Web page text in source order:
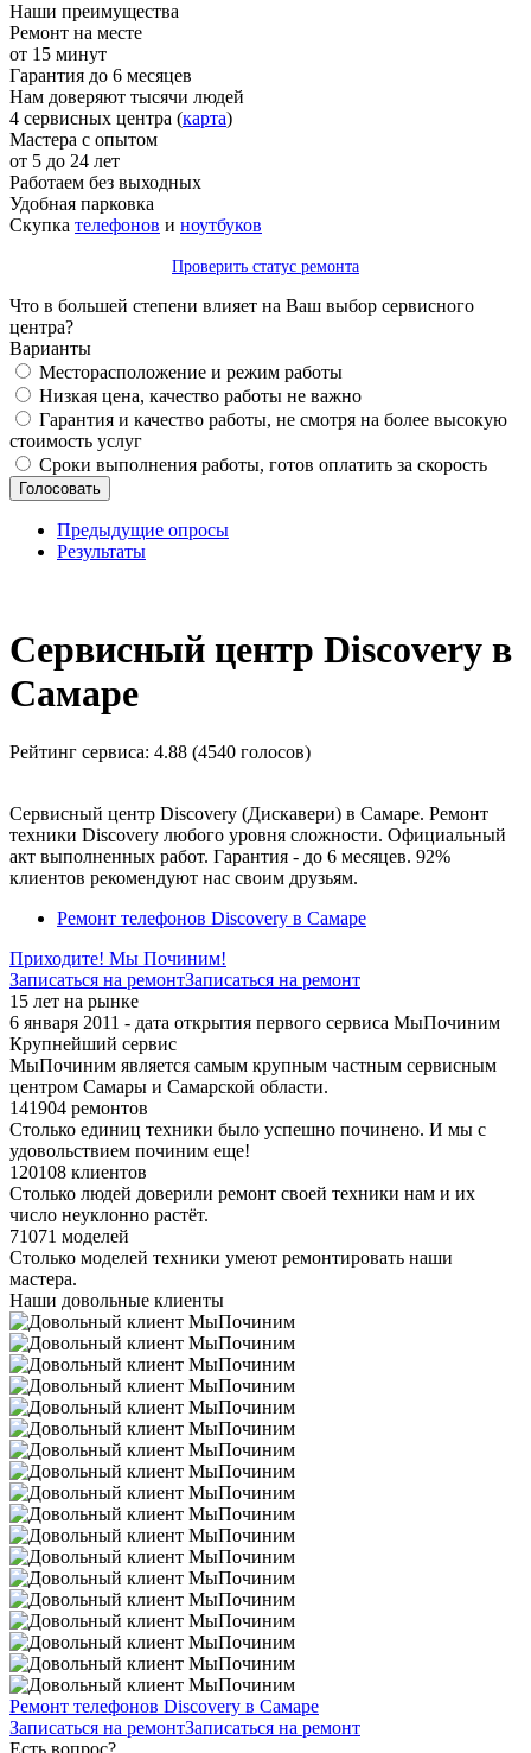
Наши преимущества
Ремонт на месте
от 15 минут
Гарантия до 6 месяцев
Нам доверяют тысячи людей
4 сервисных центра (карта)
Мастера с опытом
от 5 до 24 лет
Работаем без выходных
Удобная парковка
Скупка телефонов и ноутбуков
Проверить статус ремонта
Что в большей степени влияет на Ваш выбор сервисного
центра?
Варианты
Месторасположение и режим работы
Низкая цена, качество работы не важно
Гарантия и качество работы, не смотря на более высокую
стоимость услуг
Сроки выполнения работы, готов оплатить за скорость
Предыдущие опросы
Результаты
Сервисный центр Discovery в
Самаре
Рейтинг сервиса: 4.88 (4540 голосов)
Сервисный центр Discovery (Дискавери) в Самаре. Ремонт
техники Discovery любого уровня сложности. Официальный
акт выполненных работ. Гарантия - до 6 месяцев. 92%
клиентов рекомендуют нас своим друзьям.
Ремонт телефонов Discovery в Самаре
Приходите! Мы Починим!
Записаться на ремонтЗаписаться на ремонт
15 лет на рынке
6 января 2011 - дата открытия первого сервиса МыПочиним
Крупнейший сервис
МыПочиним является самым крупным частным сервисным
центром Самары и Самарской области.
141904 ремонтов
Столько единиц техники было успешно починено. И мы с
удовольствием починим еще!
120108 клиентов
Столько людей доверили ремонт своей техники нам и их
число неуклонно растёт.
71071 моделей
Столько моделей техники умеют ремонтировать наши
мастера.
Наши довольные клиенты
Ремонт телефонов Discovery в Самаре
Записаться на ремонтЗаписаться на ремонт
Есть вопрос?